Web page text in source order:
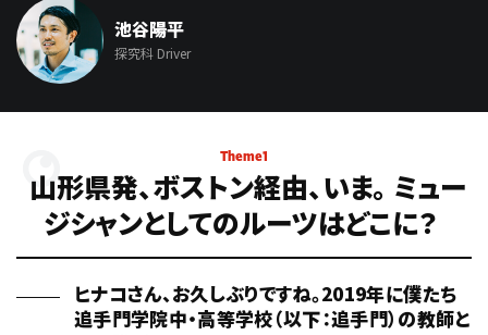
池谷陽平
探究科 Driver
Theme1
山形県発、ボストン経由、いま。 ミュー
ジシャンとしてのルーツはどこに？
ヒナコさん、お久しぶりですね。2019年に僕たち
追手門学院中・高等学校（以下：追手門）の教師と